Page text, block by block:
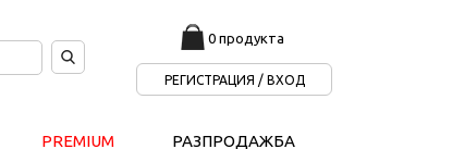
0 продукта
РЕГИСТРАЦИЯ / ВХОД
PREMIUM РАЗПРОДАЖБА